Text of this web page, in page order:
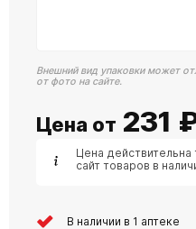
Внешний вид упаковки может
от фото на сайте.
Цена от 231
Цена действительна
сайт товаров в
В наличии в 1 аптеке